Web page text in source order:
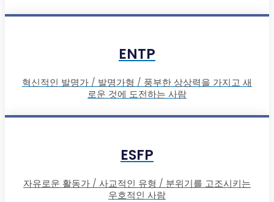
ENTP
혁신적인 발명가 / 발명가형 / 풍부한 상상력을 가지고 새
로운 것에 도전하는 사람
ESFP
자유로운 활동가 / 사교적인 유형 / 분위기를 고조시키는
우호적인 사람